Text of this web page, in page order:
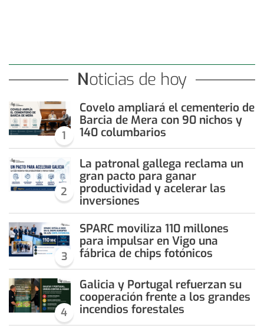
Noticias de hoy
1
Covelo ampliará el cementerio de
Barcia de Mera con 90 nichos y
140 columbarios
2
La patronal gallega reclama un
gran pacto para ganar
productividad y acelerar las
inversiones
3
SPARC moviliza 110 millones
para impulsar en Vigo una
fábrica de chips fotónicos
4
Galicia y Portugal refuerzan su
cooperación frente a los grandes
incendios forestales